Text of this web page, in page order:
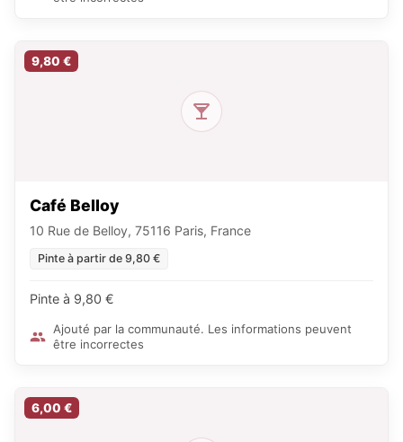
9,80 €
Café Belloy
10 Rue de Belloy, 75116 Paris, France
Pinte à partir de 9,80 €
Pinte à 9,80 €
Ajouté par la communauté. Les informations peuvent
être incorrectes
6,00 €